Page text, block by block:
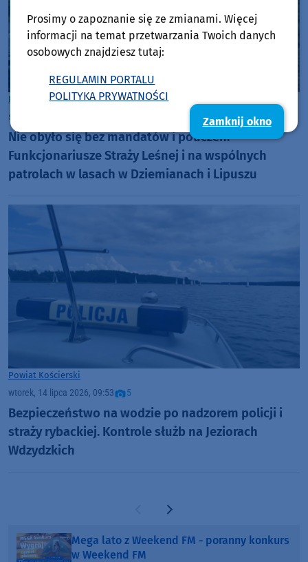
Powiat Kościerski
środa, 15 lipca 2026, 11:36
Nie obyło się bez mandatów i pouczeń.
Funkcjonariusze Straży Leśnej i na wspólnych
patrolach w lasach w Dziemianach i Lipuszu
Powiat Kościerski
wtorek, 14 lipca 2026, 09:53 5
Bezpieczeństwo na wodzie po nadzorem policji i
straży rybackiej. Kontrole służb na Jeziorach
Wdzydzkich
Poprzednia strona
Następna strona
Mega lato z Weekend FM - poranny konkurs
w Weekend FM
Prosimy o zapoznanie się ze zmianami. Więcej
informacji na temat przetwarzania Twoich danych
osobowych znajdziesz tutaj:
REGULAMIN PORTALU
POLITYKA PRYWATNOŚCI
Zamknij okno